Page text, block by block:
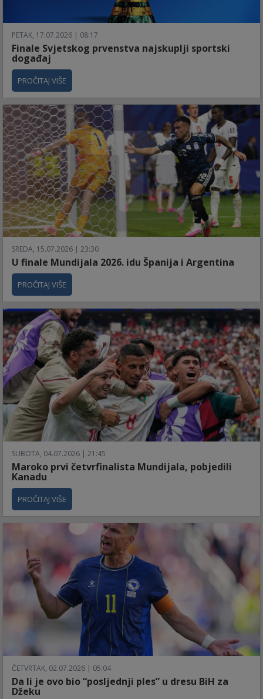
PETAK, 17.07.2026 | 08:17
Finale Svjetskog prvenstva najskuplji sportski
događaj
PROČITAJ VIŠE
SREDA, 15.07.2026 | 23:30
U finale Mundijala 2026. idu Španija i Argentina
PROČITAJ VIŠE
SUBOTA, 04.07.2026 | 21:45
Maroko prvi četvrfinalista Mundijala, pobjedili
Kanadu
PROČITAJ VIŠE
ČETVRTAK, 02.07.2026 | 05:04
Da li je ovo bio “posljednji ples” u dresu BiH za
Džeku